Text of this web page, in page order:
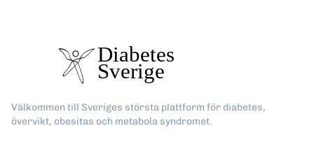
Välkommen till Sveriges största plattform för diabetes,
övervikt, obesitas och metabola syndromet.